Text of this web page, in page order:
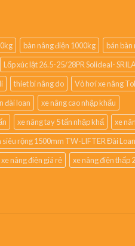
bàn nâng điện 1000kg bán bàn
Lốp xúc lật 26.5-25/28PR Solideal-
thiet bi nâng do Vỏ hơi xe nâng
đài loan
xe nâng cao nhập khẩu
xe nâng tay 5 tấn nhập khẩ
xe
rộng 1500mm TW-LIFTER Đài Loan
xe nâng điện giá rẻ xe nâng điện thấp